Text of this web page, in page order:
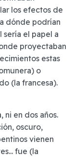
los efectos de
dónde podrían
sería el papel a
proyectaban
estas
o
(la francesa).
ni en dos años.
oscuro,
vienen
fue (la